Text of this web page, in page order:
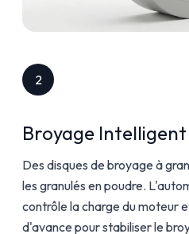
2
Broyage
Des disques de broyage à
les granulés en poudre.
contrôle la charge du moteur
d'avance pour stabiliser le